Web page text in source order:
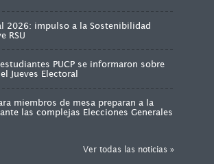
2026: impulso a la Sostenibilidad
RSU
PUCP se informaron sobre
Jueves Electoral
miembros de mesa preparan a la
las complejas Elecciones Generales
Ver todas las noticias »